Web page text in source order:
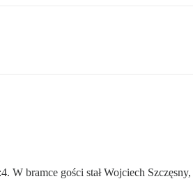
bramce gości stał Wojciech